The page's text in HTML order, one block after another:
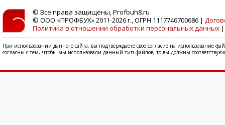
© Все права защищены, Profbuh8.ru
© ООО «ПРОФБУХ» 2011-2026 г., ОГРН 1117746700686 |
Политика в отношении обработки персональных данных
При использовании данного сайта, вы подтверждаете свое согласие на использование
согласны с тем, чтобы мы использовали данный тип файлов, то вы должны